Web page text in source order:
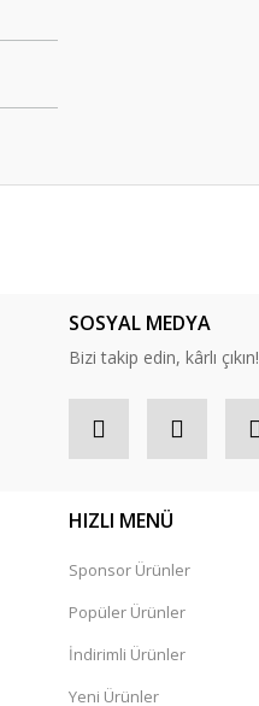
tavsiyemdir
SOSYAL MEDYA
Bizi takip edin, kârlı çıkın!
HIZLI MENÜ
Sponsor Ürünler
Popüler Ürünler
İndirimli Ürünler
Yeni Ürünler